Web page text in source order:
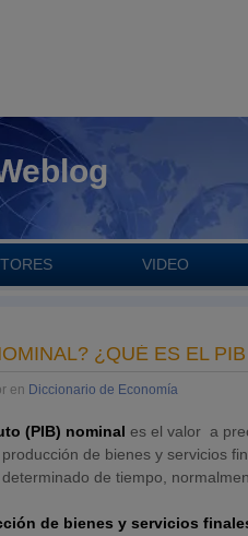
VIDEO
¿QUÉ ES EL
en Diccionario de Economía
(PIB) nominal es el valor a
de bienes y servicios
de tiempo,
de bienes y servicios